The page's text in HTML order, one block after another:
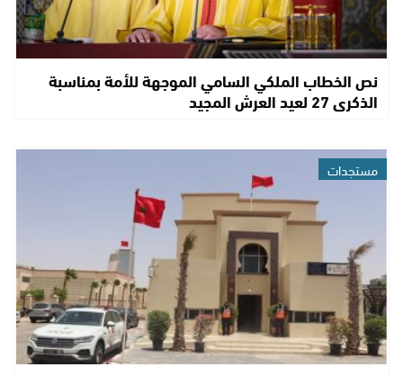
نص الخطاب الملكي السامي الموجهة للأمة بمناسبة
الذكرى 27 لعيد العرش المجيد
مستجدات